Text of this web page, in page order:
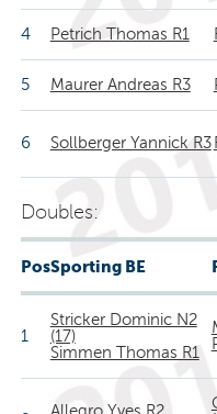
4 Petrich Thomas R1
5 Maurer Andreas R3
6 Sollberger Yannick R3
Doubles:
PosSporting BE
1
Stricker Dominic N2
(17)
Simmen Thomas R1